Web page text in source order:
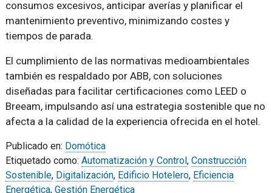
consumos excesivos, anticipar averías y planificar el
mantenimiento preventivo, minimizando costes y
tiempos de parada.
El cumplimiento de las normativas medioambientales
también es respaldado por ABB, con soluciones
diseñadas para facilitar certificaciones como LEED o
Breeam, impulsando así una estrategia sostenible que no
afecta a la calidad de la experiencia ofrecida en el hotel.
Publicado en: Domótica
Etiquetado como: Automatización y Control, Construcción
Sostenible, Digitalización, Edificio Hotelero, Eficiencia
Energética, Gestión Energética